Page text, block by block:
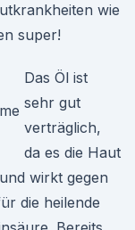
wie
super!
Das Öl ist
sehr gut
verträglich,
da es die Haut
wirkt gegen
die heilende